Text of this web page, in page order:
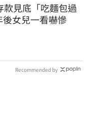
款見底「吃麵包過
女兒一看嚇慘
Recommended by